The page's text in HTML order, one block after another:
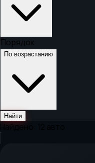
Порядок
По возрастанию
Найти
Найдено: